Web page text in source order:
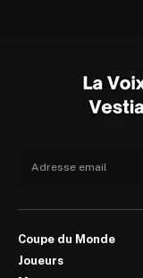
Coupe du Monde
Joueurs